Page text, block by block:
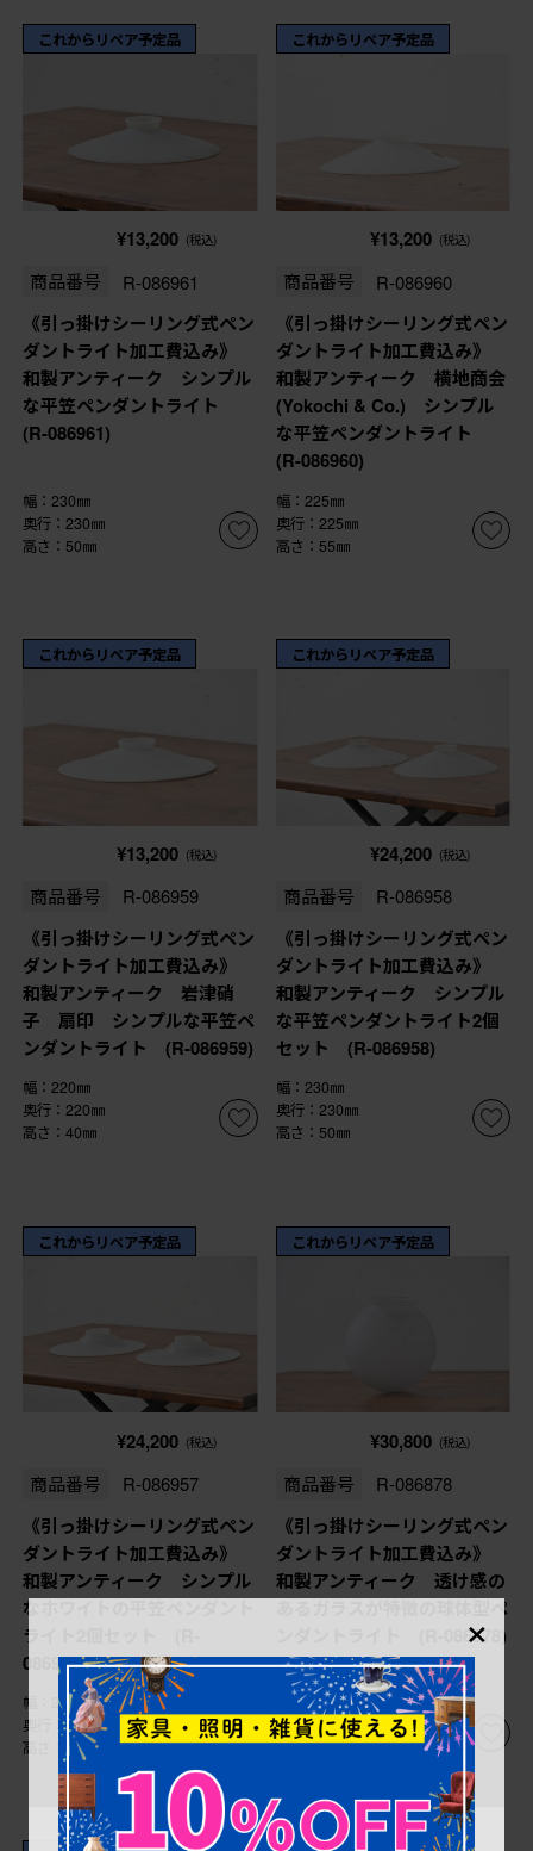
これからリペア予定品
¥13,200 (税込)
商品番号 R-086961
《引っ掛けシーリング式ペン
ダントライト加工費込み》
和製アンティーク シンプル
な平笠ペンダントライト
(R-086961)
幅：230㎜
奥行：230㎜
高さ：50㎜
これからリペア予定品
¥13,200 (税込)
商品番号 R-086960
《引っ掛けシーリング式ペン
ダントライト加工費込み》
和製アンティーク 横地商会
(Yokochi & Co.) シンプル
な平笠ペンダントライト
(R-086960)
幅：225㎜
奥行：225㎜
高さ：55㎜
これからリペア予定品
¥13,200 (税込)
商品番号 R-086959
《引っ掛けシーリング式ペン
ダントライト加工費込み》
和製アンティーク 岩津硝
子 扇印 シンプルな平笠ペ
ンダントライト (R-086959)
幅：220㎜
奥行：220㎜
高さ：40㎜
これからリペア予定品
¥24,200 (税込)
商品番号 R-086958
《引っ掛けシーリング式ペン
ダントライト加工費込み》
和製アンティーク シンプル
な平笠ペンダントライト2個
セット (R-086958)
幅：230㎜
奥行：230㎜
高さ：50㎜
これからリペア予定品
¥24,200 (税込)
商品番号 R-086957
《引っ掛けシーリング式ペン
ダントライト加工費込み》
和製アンティーク シンプル
なホワイトの平笠ペンダント
ライト2個セット (R-
086957)
幅：215㎜
奥行：215㎜
高さ：45㎜
これからリペア予定品
¥30,800 (税込)
商品番号 R-086878
《引っ掛けシーリング式ペン
ダントライト加工費込み》
和製アンティーク 透け感の
あるガラスが特徴の球体型ペ
ンダントライト (R-086878)
幅：150㎜
奥行：150㎜
高さ：145㎜
×